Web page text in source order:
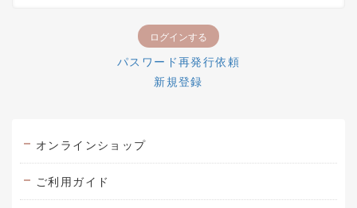
パスワード再発行依頼
新規登録
オンラインショップ
ご利用ガイド